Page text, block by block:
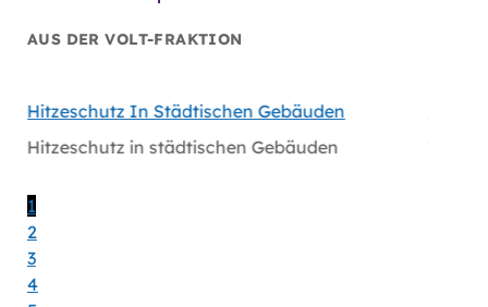
AUS DER VOLT-FRAKTION
Hitzeschutz In Städtischen Gebäuden
Hitzeschutz in städtischen Gebäuden
1
2
3
4